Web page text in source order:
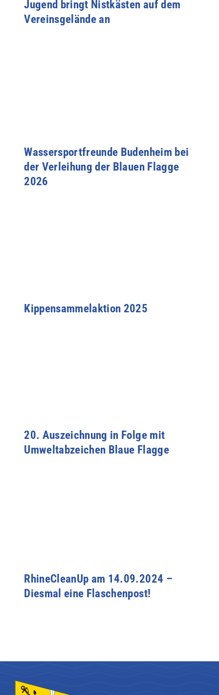
Jugend bringt Nistkästen auf dem
Vereinsgelände an
Wassersportfreunde Budenheim bei
der Verleihung der Blauen Flagge
2026
Kippensammelaktion 2025
20. Auszeichnung in Folge mit
Umweltabzeichen Blaue Flagge
RhineCleanUp am 14.09.2024 –
Diesmal eine Flaschenpost!